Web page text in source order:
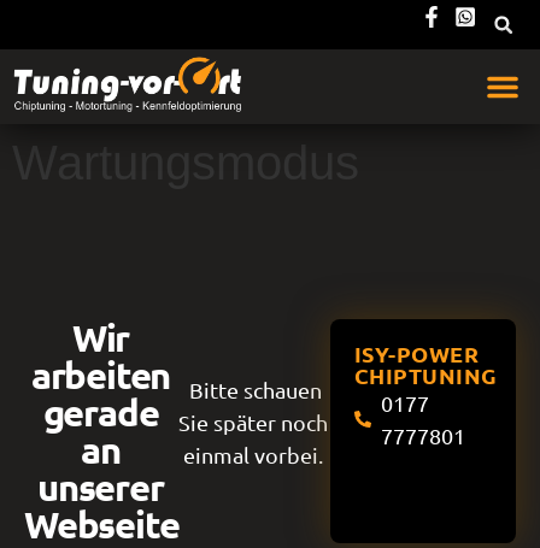
Wartungsmodus
Wir
arbeiten
gerade
an
unserer
Webseite
Bitte schauen
Sie später noch
einmal vorbei.
ISY-POWER
CHIPTUNING
0177
7777801